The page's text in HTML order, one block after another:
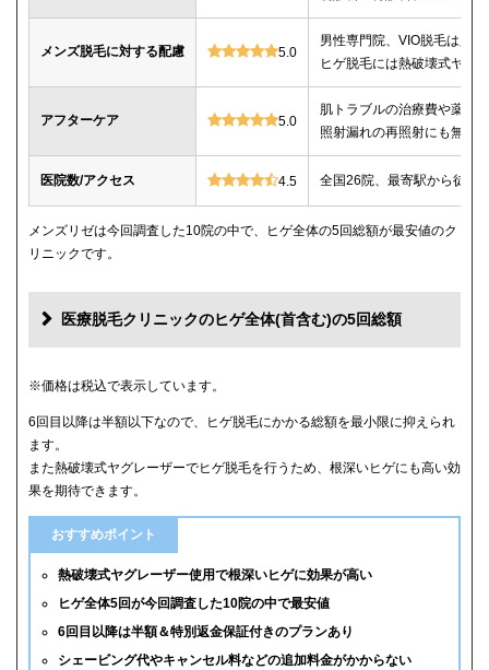
メンズ脱毛に対する配慮 5.0
男性専門院、VIO脱毛は必
ヒゲ脱毛には熱破壊式ヤグ
アフターケア 5.0
肌トラブルの治療費や薬代
照射漏れの再照射にも無料
医院数/アクセス 4.5 全国26院、最寄駅から徒歩
メンズリゼは今回調査した10院の中で、ヒゲ全体の5回総額が最安値のク
リニックです。
医療脱毛クリニックのヒゲ全体(首含む)の5回総額
クリニック
メンズリゼ 59,800円
メンズルシアクリニック 61,600円(平日5回)
65,880円(6回)
渋谷美容外科クリニック 74,800円(首あご裏除く)
ゴリラクリニック 76,800円(平日6回)
メンズエミナル 78,000円
※価格は税込で表示しています。
6回目以降は半額以下なので、ヒゲ脱毛にかかる総額を最小限に抑えられ
ます。
また熱破壊式ヤグレーザーでヒゲ脱毛を行うため、根深いヒゲにも高い効
果を期待できます。
おすすめポイント
熱破壊式ヤグレーザー使用で根深いヒゲに効果が高い
ヒゲ全体5回が今回調査した10院の中で最安値
6回目以降は半額＆特別返金保証付きのプランあり
シェービング代やキャンセル料などの追加料金がかからない